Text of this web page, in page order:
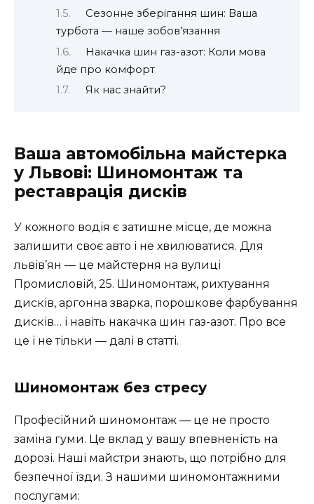
Сезонне зберігання шин: Ваша
турбота — наше зобов’язання
Накачка шин газ-азот: Коли мова
йде про комфорт
Як нас знайти?
Ваша автомобільна майстерка
у Львові: Шиномонтаж та
реставрація дисків
У кожного водія є затишне місце, де можна
залишити своє авто і не хвилюватися. Для
львів’ян — це майстерня на вулиці
Промисловій, 25. Шиномонтаж, рихтування
дисків, аргонна зварка, порошкове фарбування
дисків… і навіть накачка шин газ-азот. Про все
це і не тільки — далі в статті.
Шиномонтаж без стресу
Професійний шиномонтаж — це не просто
заміна гуми. Це вклад у вашу впевненість на
дорозі. Наші майстри знають, що потрібно для
безпечної їзди. З нашими шиномонтажними
послугами: